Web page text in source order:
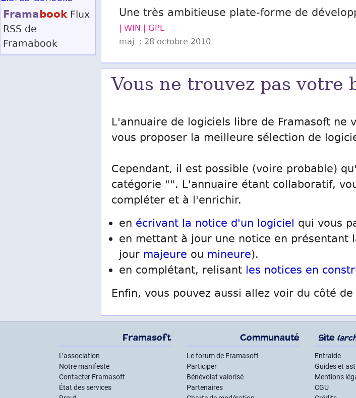
Une très ambitieuse plate-forme de
| WIN | GPL
maj : 28 octobre 2010
Vous ne trouvez pas votre
L'annuaire de logiciels libre de Framasoft
vous proposer la meilleure sélection de
Cependant, il est possible (voire probable)
catégorie "". L'annuaire étant collaboratif,
compléter et à l'enrichir.
en écrivant la notice d'un logiciel qui vous
en mettant à jour une notice en présentant
jour majeure ou mineure).
en complétant, relisant les notices en
Enfin, vous pouvez aussi allez voir du côté
Framabook Flux
RSS de
Framabook
Framasoft
L’association
Notre manifeste
Contacter Framasoft
État des services
Communauté
Le forum de Framasoft
Participer
Bénévolat valorisé
Partenaires
Site
Entraide
Guides et
Mentions
CGU